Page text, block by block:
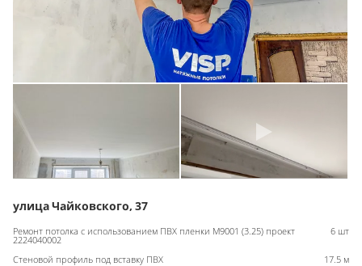
улица Чайковского, 37
Ремонт потолка с использованием ПВХ пленки M9001 (3.25) проект
2224040002
6 шт
Стеновой профиль под вставку ПВХ
17.5 м